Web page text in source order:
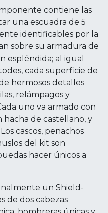
contiene las
una escuadra de 5
identificables por la
sobre su armadura de
espléndida; al igual
cada superficie de
hermosos detalles
relámpagos y
uno va armado con
de castellano, y
cascos, penachos
del kit son
hacer únicos a
un Shield-
de dos cabezas